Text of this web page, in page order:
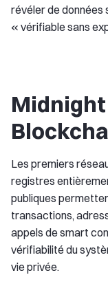
révéler de données
« vérifiable sans
Les premiers
registres
publiques
transactions,
appels de smart
vérifiabilité du
vie privée.